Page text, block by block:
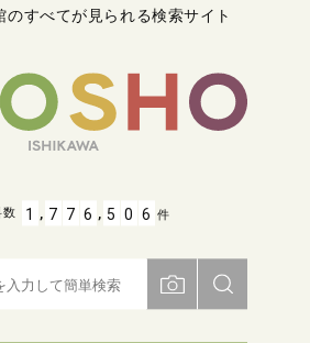
のすべてが見られる検索サイト
数 1 , 7 7 6 , 5 0 6 件